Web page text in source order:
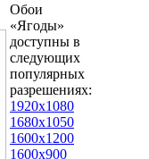
Обои
«Ягоды»
доступны в
следующих
популярных
разрешениях:
1920x1080
1680x1050
1600x1200
1600x900